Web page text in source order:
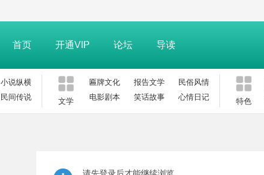
首页 开通VIP 论坛 导读
小说纵横
民间传说 文学
匾牌文化 报告文学
民俗风情
电影剧本
笑话故事 心情日记 特色